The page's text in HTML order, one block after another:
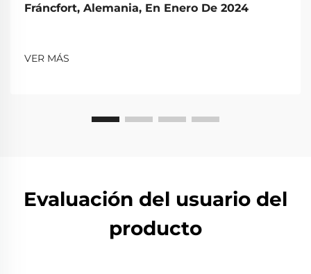
Fráncfort, Alemania, En Enero De 2024
VER MÁS
Evaluación del usuario del
producto